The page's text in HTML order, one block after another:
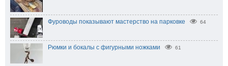
Фуроводы показывают мастерство на парковке 64
Рюмки и бокалы с фигурными ножками 61